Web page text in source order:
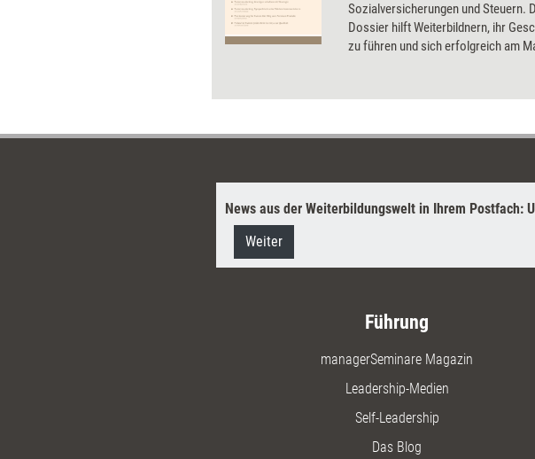
Sozialversicherungen und Steuern.
Dossier hilft Weiterbildnern, ihr
zu führen und sich erfolgreich am
News aus der Weiterbildungswelt in Ihrem Postfach:
Weiter
Führung
managerSeminare Magazin
Leadership-Medien
Self-Leadership
Das Blog